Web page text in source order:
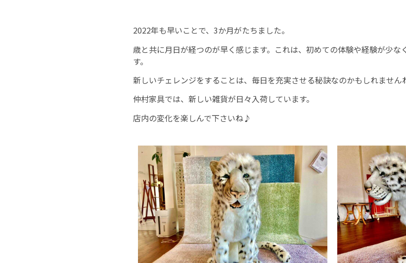
2022年も早いことで、3か月がたちました。
歳と共に月日が経つのが早く感じます。これは、初めての体験や経験が少な
す。
新しいチェレンジをすることは、毎日を充実させる秘訣なのかもしれません
仲村家具では、新しい雑貨が日々入荷しています。
店内の変化を楽しんで下さいね♪